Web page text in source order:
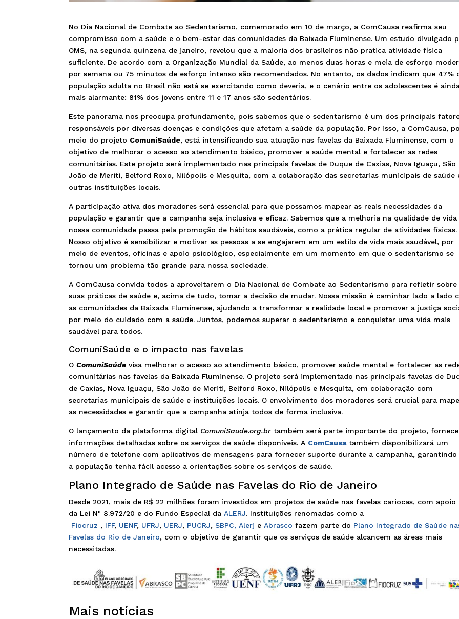
No Dia Nacional de Combate ao Sedentarismo, comemorado em 10 de março, a ComCausa reafirma seu
compromisso com a saúde e o bem-estar das comunidades da Baixada Fluminense. Um estudo divulgado
OMS, na segunda quinzena de janeiro, revelou que a maioria dos brasileiros não pratica atividade física
suficiente. De acordo com a Organização Mundial da Saúde, ao menos duas horas e meia de esforço
por semana ou 75 minutos de esforço intenso são recomendados. No entanto, os dados indicam que 47%
população adulta no Brasil não está se exercitando como deveria, e o cenário entre os adolescentes é
mais alarmante: 81% dos jovens entre 11 e 17 anos são sedentários.
Este panorama nos preocupa profundamente, pois sabemos que o sedentarismo é um dos principais
responsáveis por diversas doenças e condições que afetam a saúde da população. Por isso, a ComCausa,
meio do projeto ComuniSaúde, está intensificando sua atuação nas favelas da Baixada Fluminense, com o
objetivo de melhorar o acesso ao atendimento básico, promover a saúde mental e fortalecer as redes
comunitárias. Este projeto será implementado nas principais favelas de Duque de Caxias, Nova Iguaçu, São
João de Meriti, Belford Roxo, Nilópolis e Mesquita, com a colaboração das secretarias municipais de saúde
outras instituições locais.
A participação ativa dos moradores será essencial para que possamos mapear as reais necessidades da
população e garantir que a campanha seja inclusiva e eficaz. Sabemos que a melhoria na qualidade de vida
nossa comunidade passa pela promoção de hábitos saudáveis, como a prática regular de atividades físicas.
Nosso objetivo é sensibilizar e motivar as pessoas a se engajarem em um estilo de vida mais saudável, por
meio de eventos, oficinas e apoio psicológico, especialmente em um momento em que o sedentarismo se
tornou um problema tão grande para nossa sociedade.
A ComCausa convida todos a aproveitarem o Dia Nacional de Combate ao Sedentarismo para refletir sobre
suas práticas de saúde e, acima de tudo, tomar a decisão de mudar. Nossa missão é caminhar lado a lado
as comunidades da Baixada Fluminense, ajudando a transformar a realidade local e promover a justiça
por meio do cuidado com a saúde. Juntos, podemos superar o sedentarismo e conquistar uma vida mais
saudável para todos.
ComuniSaúde e o impacto nas favelas
OComuniSaúde visa melhorar o acesso ao atendimento básico, promover saúde mental e fortalecer as
comunitárias nas favelas da Baixada Fluminense. O projeto será implementado nas principais favelas de
de Caxias, Nova Iguaçu, São João de Meriti, Belford Roxo, Nilópolis e Mesquita, em colaboração com
secretarias municipais de saúde e instituições locais. O envolvimento dos moradores será crucial para
as necessidades e garantir que a campanha atinja todos de forma inclusiva.
O lançamento da plataforma digital ComuniSaude.org.br também será parte importante do projeto,
informações detalhadas sobre os serviços de saúde disponíveis. A ComCausatambém disponibilizará um
número de telefone com aplicativos de mensagens para fornecer suporte durante a campanha, garantindo
a população tenha fácil acesso a orientações sobre os serviços de saúde.
Plano Integrado de Saúde nas Favelas do Rio de Janeiro
Desde 2021, mais de R$ 22 milhões foram investidos em projetos de saúde nas favelas cariocas, com apoio
da Lei Nº 8.972/20 e do Fundo Especial daALERJ. Instituições renomadas como a
Fiocruz , IFF, UENF, UFRJ, UERJ, PUCRJ,SBPC,Alerj eAbrasco fazem parte do Plano Integrado de Saúde
Favelas do Rio de Janeiro, com o objetivo de garantir que os serviços de saúde alcancem as áreas mais
necessitadas.
Mais notícias